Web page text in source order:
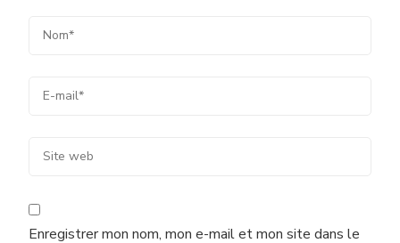
Enregistrer mon nom, mon e-mail et mon site dans le